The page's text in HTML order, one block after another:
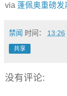
via 蓬佩奥重磅
禁闻 时间： 13:26
共享
没有评论: